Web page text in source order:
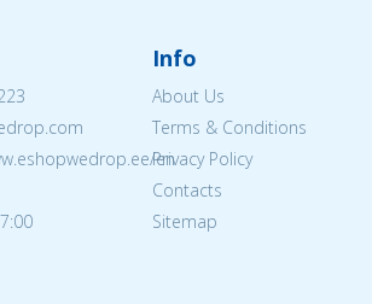
en
Info
About Us
Terms & Conditions
Privacy Policy
Contacts
Sitemap